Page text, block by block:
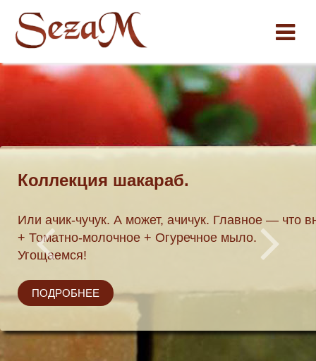
Соляное
Монпансье
Ограниченная серия винтажных упаковок для
Жестяные коробочки для хранения разных
мелочей, как в старые добрые времена.
ПОДРОБНЕЕ